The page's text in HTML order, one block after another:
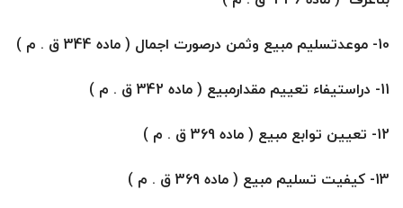
10- موعدتسليم مبيع وثمن درصورت اجمال ( ماده 344 ق . م )
11- دراستيفاء تعييم مقدارمبيع ( ماده 342 ق . م )
12- تعيين توابع مبيع ( ماده 369 ق . م )
13- كيفيت تسليم مبيع ( ماده 369 ق . م )